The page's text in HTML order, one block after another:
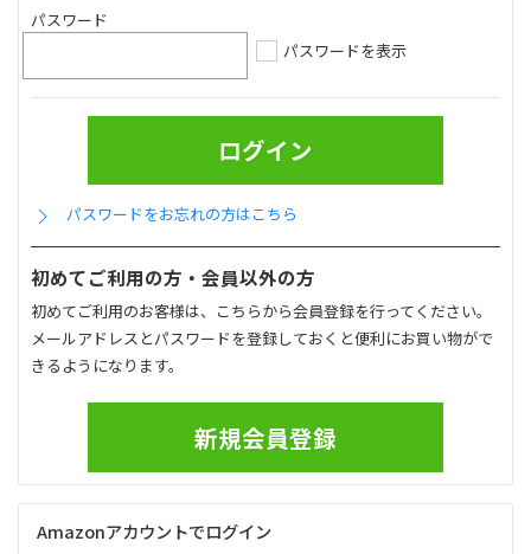
パスワード
パスワードを表示
パスワードをお忘れの方はこちら
初めてご利用の方・会員以外の方
初めてご利用のお客様は、こちらから会員登録を行ってください。
メールアドレスとパスワードを登録しておくと便利にお買い物がで
きるようになります。
新規会員登録
Amazonアカウントでログイン